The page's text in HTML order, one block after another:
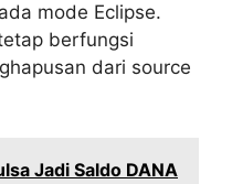
mode Eclipse.
berfungsi
dari source
Jadi Saldo DANA